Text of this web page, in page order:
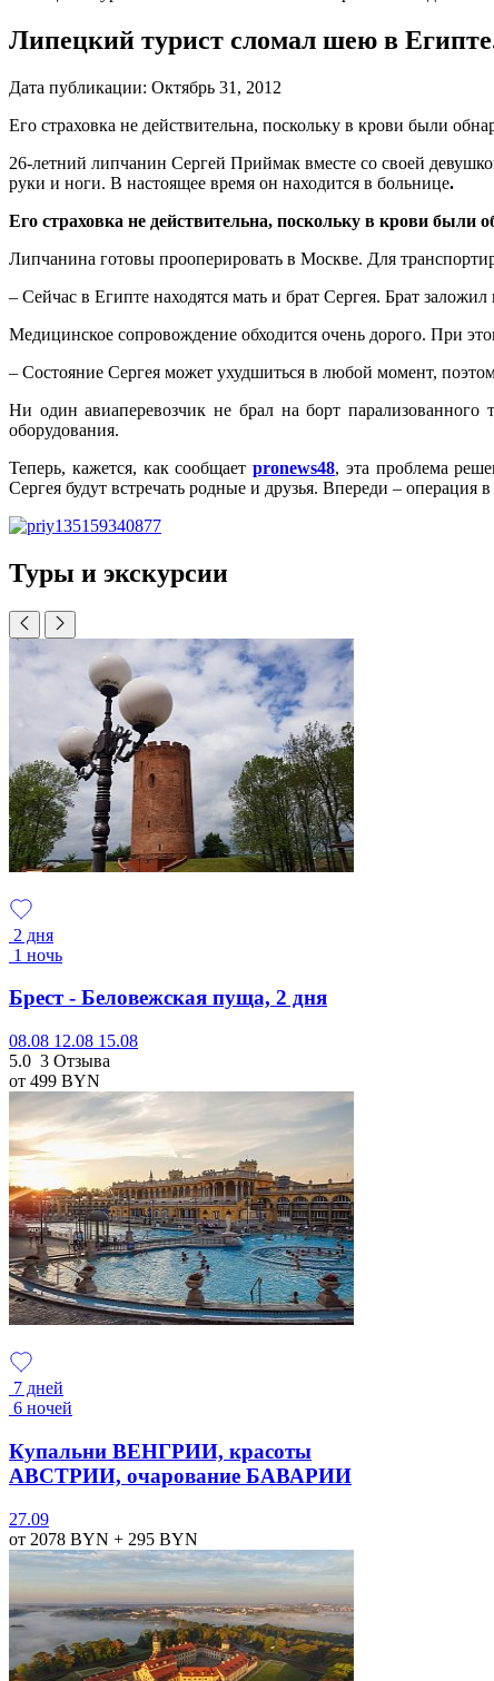
Липецкий турист сломал шею в
Дата публикации: Октябрь 31, 2012
Его страховка не действительна, поскольку в крови были
26-летний липчанин Сергей Приймак вместе со своей
руки и ноги. В настоящее время он находится в больнице.
Его страховка не действительна, поскольку в крови были
Липчанина готовы прооперировать в Москве. Для
– Сейчас в Египте находятся мать и брат Сергея. Брат
Медицинское сопровождение обходится очень дорого. При
– Состояние Сергея может ухудшиться в любой момент,
Ни один авиаперевозчик не брал на борт парализованного
оборудования.
Теперь, кажется, как сообщаетpronews48, эта проблема
Сергея будут встречать родные и друзья. Впереди – операция
Туры и экскурсии
2 дня
1 ночь
Брест - Беловежская пуща, 2 дня
08.08 12.08 15.08
5.0 3 Отзыва
от 499 BYN
7 дней
6 ночей
Купальни ВЕНГРИИ, красоты
АВСТРИИ, очарование БАВАРИИ
27.09
от 2078 BYN + 295 BYN